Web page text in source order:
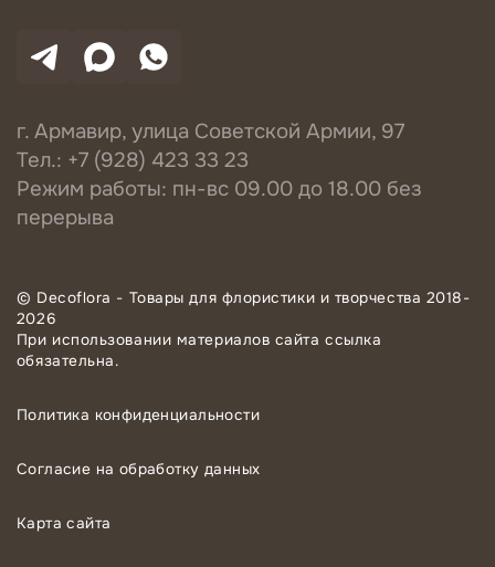
г. Армавир, улица Советской Армии, 97
Тел.: +7 (928) 423 33 23
Режим работы: пн-вс 09.00 до 18.00 без
перерыва
© Decoflora - Товары для флористики и творчества 2018-
2026
При использовании материалов сайта ссылка
обязательна.
Политика конфиденциальности
Согласие на обработку данных
Карта сайта